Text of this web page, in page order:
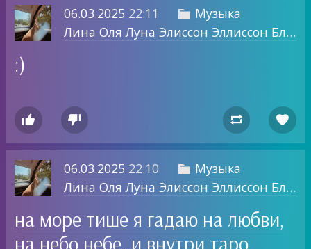
06.03.2025 22:11  Музыка
Лина Оля Луна Элиссон Эллиссон Блог о том, о чем хочу.
:)
   
06.03.2025 22:10  Музыка
Лина Оля Луна Элиссон Эллиссон Блог о том, о чем хочу.
на море тише я гадаю на любви,
на небо небе. и внутри таро